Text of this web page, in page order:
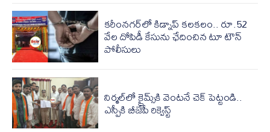
కరీంనగర్‌లో కిడ్నాప్ కలకలం.. రూ.52
వేల దోపిడీ కేసును ఛేదించిన టూ టౌన్
పోలీసులు
నిర్మల్‌‌లో క్రైమ్స్‌‌కి వెంటనే చెక్ పెట్టండి..
ఎస్పీకి బీజేపీ రిక్వెస్ట్